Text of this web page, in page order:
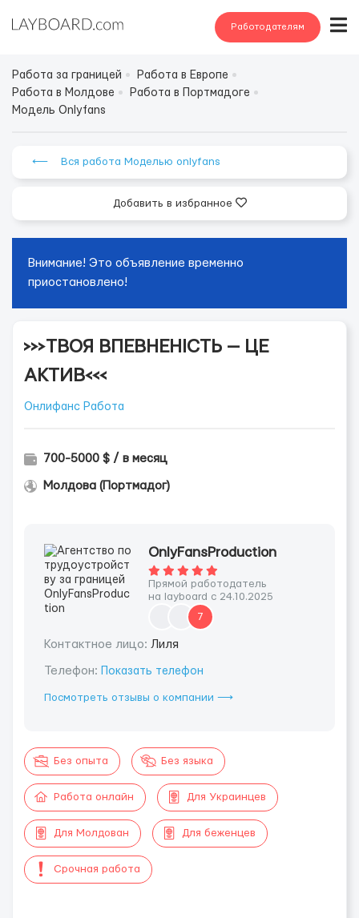
Работодателям
Работа за границей
Работа в Европе
Работа в Молдове
Работа в Портмадоге
Модель Onlyfans
⟵ Вся работа Моделью onlyfans
Добавить в избранное
Внимание! Это объявление временно
приостановлено!
>>>ТВОЯ ВПЕВНЕНІСТЬ — ЦЕ
АКТИВ<<<
Онлифанс Работа
700-5000 $ / в месяц
Молдова (Портмадог)
OnlyFansProduction
Прямой работодатель
на layboard с 24.10.2025
7
Контактное лицо: Лиля
Телефон: Показать телефон
Посмотреть отзывы о компании ⟶
Без опыта Без языка
Работа онлайн Для Украинцев
Для Молдован Для беженцев
Срочная работа